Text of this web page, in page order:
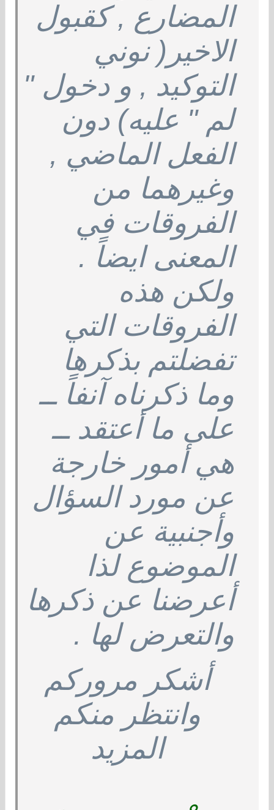
المضارع , كقبول
الاخير( نوني
التوكيد , و دخول "
لم " عليه) دون
الفعل الماضي ,
وغيرهما من
الفروقات في
المعنى ايضاً .
ولكن هذه
الفروقات التي
تفضلتم بذكرها
وما ذكرناه آنفاً ــ
على ما أعتقد ــ
هي أمور خارجة
عن مورد السؤال
وأجنبية عن
الموضوع لذا
أعرضنا عن ذكرها
والتعرض لها .
أشكر مروركم
وانتظر منكم
المزيد